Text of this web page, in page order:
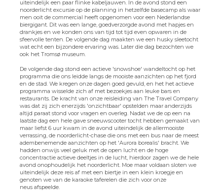
uiteindelijk een paar flinke kabeljauwen. In de avond stond een
noorderlicht excursie op de planning in hetzelfde basecamp als waar
men ooit de commercial heeft opgenomen voor een Nederlandse
biergigant. Dit was een lange, goedverzorgde avond met hapjes en
drankjes en we konden ons van tijd tot tijd even opwaren in de
sfeervolle tenten. De volgende dag maakten we een husky sleetocht
wat echt een bijzondere ervaring was. Later die dag bezochten we
ook het Tromsø museum.
De volgende dag stond een actieve 'snowshoe' wandeltocht op het
programma die ons leidde langs de mooiste aanzichten op het fjord
en de stad. We kregen onze dagen goed gevuld, en het het actieve
programma wisselde zich af met bezoekjes aan leuke bars en
restaurants. De kracht van onze reisleiding van The Travel Company
was dat zij zich enerzijds 'onzichtbaar' opstelden maar anderzijds
altijd paraat stond voor vragen en overleg. Nadat we de op een na
laatste dag een hele gave sneeuwscooter tocht hebben gemaakt van
maar liefst 6 uur kwam in de avond uiteindelijk de allermooiste
verrassing, de noorderlicht-chase die ons met een bus naar de meest
adembenemende aanzichten op het 'Aurora borealis' bracht. We
hadden onwijs veel geluk met de open lucht en de hoge
concentractie actieve deeltjes in de lucht, hierdoor zagen we de hele
avond onophoudelijk het noorderlicht. Moe maar voldaan sloten we
uiteindelijk deze reis af met een biertje in een klein kroegje en
genoten we van de karaoke taferelen die zich voor onze
neus afspeelde.